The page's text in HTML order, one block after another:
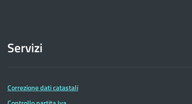
Servizi
Correzione dati catastali